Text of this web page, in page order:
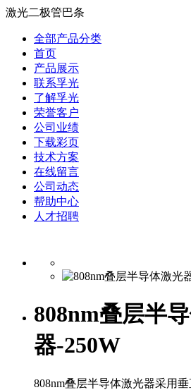
激光二极管巴条
全部产品分类
首页
产品展示
联系孚光
了解孚光
荣誉客户
公司业绩
下载彩页
技术方案
在线留言
公司动态
帮助中心
人才招聘
808nm叠层半
器-250W
808nm叠层半导体激光器采用